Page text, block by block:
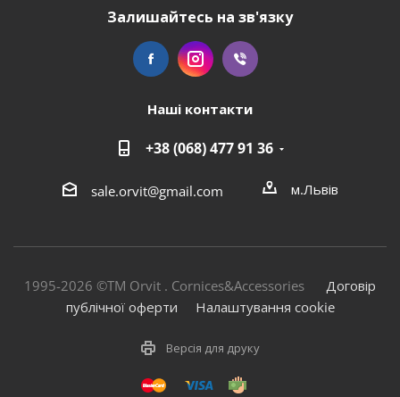
Залишайтесь на зв'язку
Наші контакти
+38 (068) 477 91 36
sale.orvit@gmail.com м.Львів
1995-2026 ©TM Orvit . Cornices&Accessories Договір
публічної оферти
Налаштування cookie
Версія для друку